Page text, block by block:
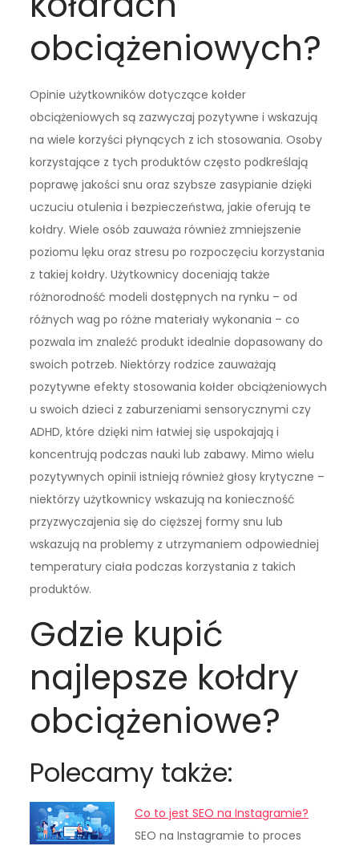
obciążeniowych?
Opinie użytkowników dotyczące kołder
obciążeniowych są zazwyczaj pozytywne i wskazują
na wiele korzyści płynących z ich stosowania. Osoby
korzystające z tych produktów często podkreślają
poprawę jakości snu oraz szybsze zasypianie dzięki
uczuciu otulenia i bezpieczeństwa, jakie oferują te
kołdry. Wiele osób zauważa również zmniejszenie
poziomu lęku oraz stresu po rozpoczęciu korzystania
z takiej kołdry. Użytkownicy doceniają także
różnorodność modeli dostępnych na rynku – od
różnych wag po różne materiały wykonania – co
pozwala im znaleźć produkt idealnie dopasowany do
swoich potrzeb. Niektórzy rodzice zauważają
pozytywne efekty stosowania kołder obciążeniowych
u swoich dzieci z zaburzeniami sensorycznymi czy
ADHD, które dzięki nim łatwiej się uspokajają i
koncentrują podczas nauki lub zabawy. Mimo wielu
pozytywnych opinii istnieją również głosy krytyczne –
niektórzy użytkownicy wskazują na konieczność
przyzwyczajenia się do cięższej formy snu lub
wskazują na problemy z utrzymaniem odpowiedniej
temperatury ciała podczas korzystania z takich
produktów.
Gdzie kupić
najlepsze kołdry
obciążeniowe?
Polecamy także:
Co to jest SEO na Instagramie?
SEO na Instagramie to proces